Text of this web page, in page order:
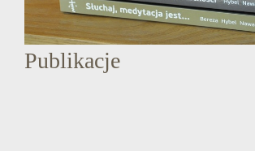
Publikacje